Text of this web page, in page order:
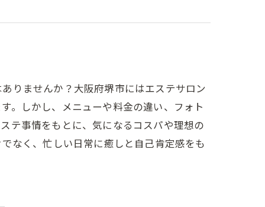
りませんか？大阪府堺市にはエステサロン
。しかし、メニューや料金の違い、フォト
テ事情をもとに、気になるコスパや理想の
なく、忙しい日常に癒しと自己肯定感をも